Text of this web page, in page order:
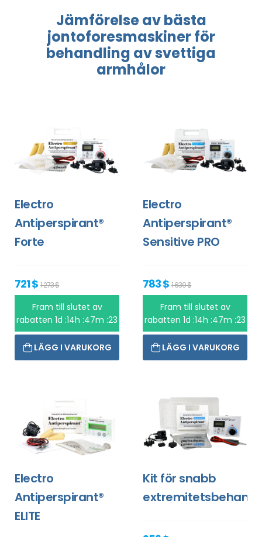
Jämförelseav bästa
jontoforesmaskinerför
behandling av svettiga
armhålor
Electro
Antiperspirant®
Forte
721 $1 273 $
Fram till slutet av
rabatten 1d :14h :47m :23
LÄGG I VARUKORG
Electro
Antiperspirant®
Sensitive PRO
783 $1 639 $
Fram till slutet av
rabatten 1d :14h :47m :23
LÄGG I VARUKORG
Electro
Antiperspirant®
ELITE
Kit för snabb